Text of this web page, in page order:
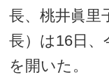
長、桃井眞里
長）は16日
を開いた。